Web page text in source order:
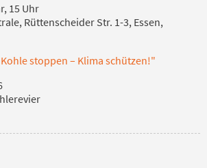
15 Uhr
Rüttenscheider Str. 1-3, Essen,
stoppen – Klima schützen!"